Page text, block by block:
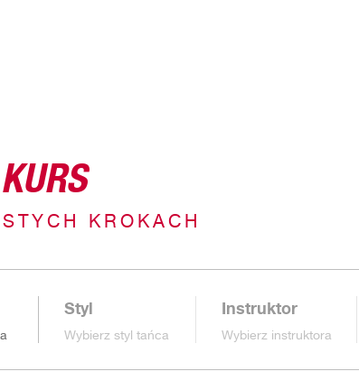
KROKACH
Styl
Wybierz styl tańca
Instruktor
Wybierz instruktora